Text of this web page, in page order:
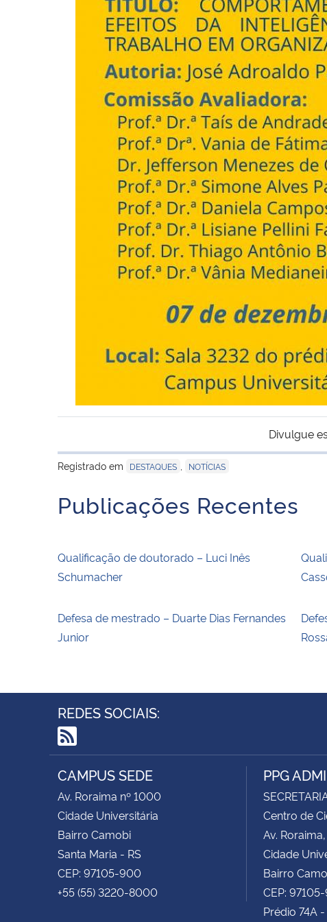
Divulgue
Registrado em
DESTAQUES NOTÍCIAS
Publicações Recentes
Qualificação de doutorado – Luci Inês
Schumacher
Defesa de mestrado – Duarte Dias Fernandes
Junior
REDES SOCIAIS:
RSS
CAMPUS SEDE
Av. Roraima nº 1000
Cidade Universitária
Bairro Camobi
Santa Maria - RS
CEP: 97105-900
+55 (55) 3220-8000
PPG
Centro de
Av.
Cidade
Bairro
CEP:
Prédio 74A